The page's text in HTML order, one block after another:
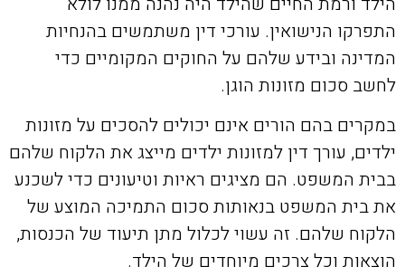
התפרקו הנישואין. עורכי דין משתמשים בהנחיות
המדינה ובידע שלהם על החוקים המקומיים כדי
לחשב סכום מזונות הוגן.
במקרים בהם הורים אינם יכולים להסכים על מזונות
ילדים, עורך דין למזונות ילדים מייצג את הלקוח שלהם
בבית המשפט. הם מציגים ראיות וטיעונים כדי לשכנע
את בית המשפט בנאותות סכום התמיכה המוצע של
הלקוח שלהם. זה עשוי לכלול מתן תיעוד של הכנסות,
הוצאות וכל צרכים מיוחדים של הילד.